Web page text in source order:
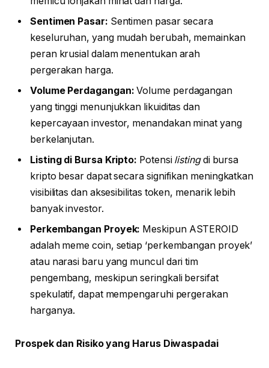
Sentimen Pasar: Sentimen pasar secara
keseluruhan, yang mudah berubah, memainkan
peran krusial dalam menentukan arah
pergerakan harga.
Volume Perdagangan: Volume perdagangan
yang tinggi menunjukkan likuiditas dan
kepercayaan investor, menandakan minat yang
berkelanjutan.
Listing di Bursa Kripto: Potensi listingdi bursa
kripto besar dapat secara signifikan meningkatkan
visibilitas dan aksesibilitas token, menarik lebih
banyak investor.
Perkembangan Proyek: Meskipun ASTEROID
adalah meme coin, setiap ‘perkembangan proyek’
atau narasi baru yang muncul dari tim
pengembang, meskipun seringkali bersifat
spekulatif, dapat mempengaruhi pergerakan
harganya.
Prospek dan Risiko yang Harus Diwaspadai